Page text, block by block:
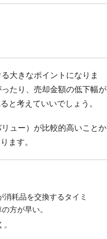
大きなポイントになりま
たり、売却金額の低下幅が
と考えていいでしょう。
ュー）が比較的高いことか
ます。
消耗品を交換するタイミ
方が早い。